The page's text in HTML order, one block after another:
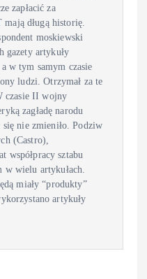
zapłacić za
długą historię.
moskiewski
gazety artykuły
w tym samym czasie
ludzi. Otrzymał za te
czasie II wojny
zagładę narodu
nie zmieniło. Podziw
(Castro),
współpracy sztabu
w wielu artykułach.
miały “produkty”
artykuły